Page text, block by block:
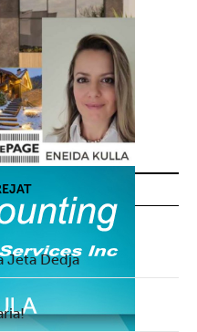
Jeta Dedja